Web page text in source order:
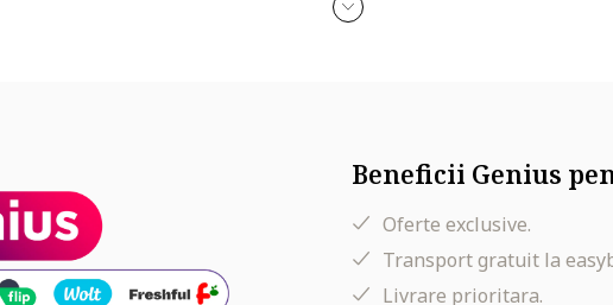
Beneficii Genius
Oferte exclusive.
Transport gratuit la
Livrare prioritara.